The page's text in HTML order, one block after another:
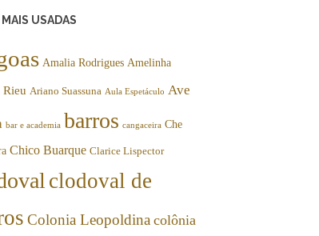
USADAS
Amalia Rodrigues Amelinha
Rieu Ariano Suassuna Aula Espetáculo Ave
bar e academia barros cangaceira Che
Chico Buarque Clarice Lispector
clodoval de
Colonia Leopoldina colônia